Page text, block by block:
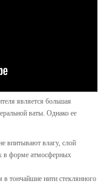
является большая
ваты. Однако ее
впитывают влагу, слой
в форме атмосферных
в тончайшие нити стеклянного